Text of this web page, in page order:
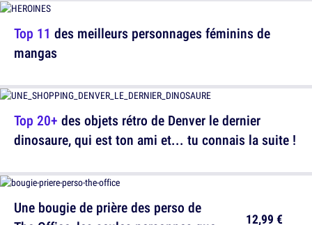
Top 11 des meilleurs personnages féminins de
mangas
Une bougie de prière des perso de
12,99 €
Top 20+ des objets rétro de Denver le dernier
dinosaure, qui est ton ami et... tu connais la suite !